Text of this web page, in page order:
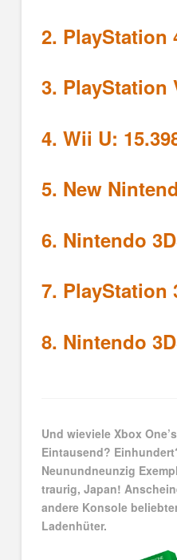
2. PlayStation
3. PlayStation
4. Wii U:
5. New
6. Nintendo
7. PlayStation
8. Nintendo
Und wieviele Xbox
Eintausend?
Neunundneunzig
traurig, Japan!
andere Konsole
Ladenhüter.